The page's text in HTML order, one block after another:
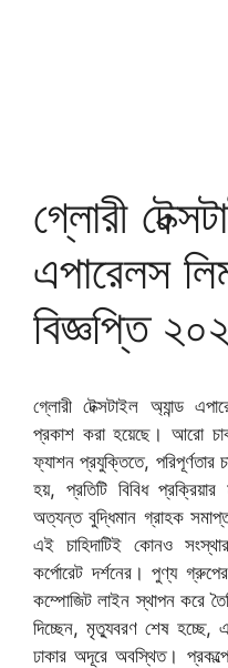
গ্লোরী
এপারেলস
বিজ্ঞপ্তি
গ্লোরী টেক্সটাইল অ্যান্ড
প্রকাশ করা হয়েছে। আরো
ফ্যাশন প্রযুক্তিতে, পরিপূর্ণতার
হয়, প্রতিটি বিবিধ
অত্যন্ত বুদ্ধিমান গ্রাহক
এই চাহিদাটিই কোনও
কর্পোরেট দর্শনের। পুণ্য
কম্পোজিট লাইন স্থাপন করে
দিচ্ছেন, মৃত্যুবরণ শেষ হচ্ছে,
ঢাকার অদূরে অবস্থিত।